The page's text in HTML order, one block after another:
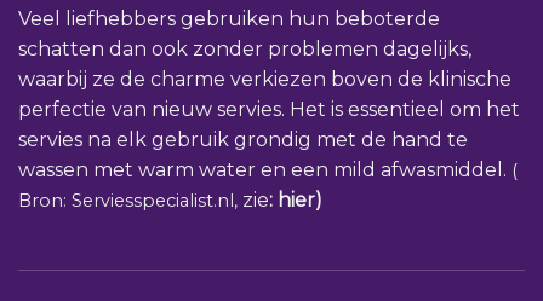
Veel liefhebbers gebruiken hun beboterde
schatten dan ook zonder problemen dagelijks,
waarbij ze de charme verkiezen boven de klinische
perfectie van nieuw servies. Het is essentieel om het
servies na elk gebruik grondig met de hand te
wassen met warm water en een mild afwasmiddel. (
Bron: Serviesspecialist.nl, zie: hier)